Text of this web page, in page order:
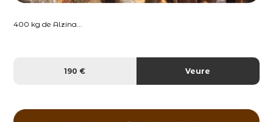
400 kg de Alzina...
190 € Veure